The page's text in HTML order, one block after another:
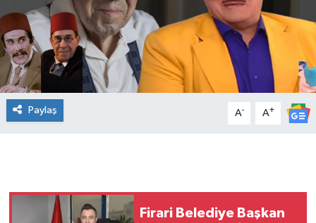
Paylaş A- A+
Firari Belediye Başkan